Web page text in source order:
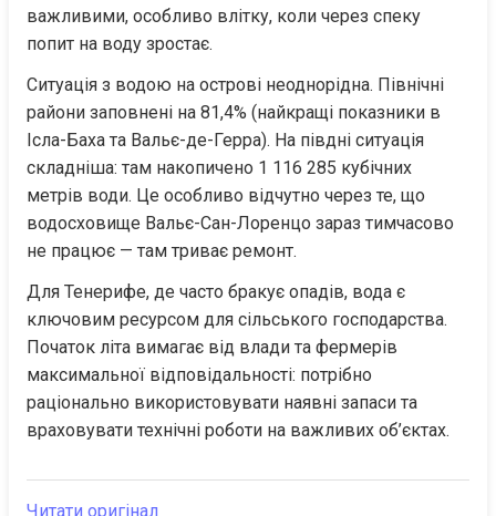
важливими, особливо влітку, коли через спеку
попит на воду зростає.
Ситуація з водою на острові неоднорідна. Північні
райони заповнені на 81,4% (найкращі показники в
Ісла-Баха та Вальє-де-Герра). На півдні ситуація
складніша: там накопичено 1 116 285 кубічних
метрів води. Це особливо відчутно через те, що
водосховище Вальє-Сан-Лоренцо зараз тимчасово
не працює — там триває ремонт.
Для Тенерифе, де часто бракує опадів, вода є
ключовим ресурсом для сільського господарства.
Початок літа вимагає від влади та фермерів
максимальної відповідальності: потрібно
раціонально використовувати наявні запаси та
враховувати технічні роботи на важливих об’єктах.
Читати оригінал